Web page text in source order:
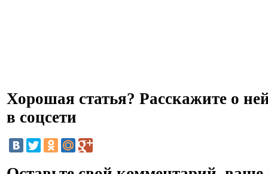
Хорошая статья? Расскажите о
в соцсети